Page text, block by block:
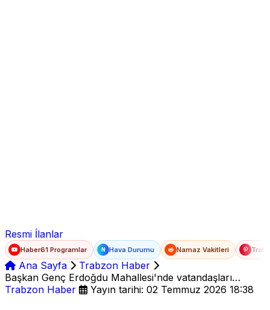
Resmi İlanlar
Haber61 Programlar N Hava Durumu Namaz Vakitleri
Ana Sayfa
Trabzon Haber
Başkan Genç Erdoğdu Mahallesi'nde vatandaşları
dinledi: "Bir sonraki kentsel dönüşüm alanımız burası
Trabzon Haber Yayın tarihi: 02 Temmuz 2026 18:38